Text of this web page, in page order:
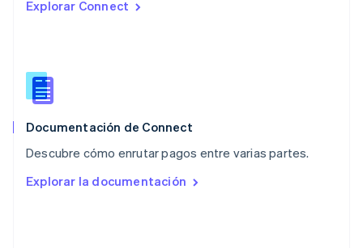
Explorar Connect
Documentación de Connect
Descubre cómo enrutar pagos entre varias partes.
Explorar la documentación
Polonia
RAE de Hong Kong, China
English
Reino Unido
English
English
English